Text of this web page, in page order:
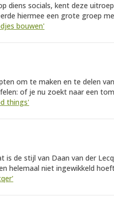
diens socials, kent deze
hiermee een grote groep
bouwen'
om te maken en te delen
of je nu zoekt naar een
things'
is de stijl van Daan van der
helemaal niet ingewikkeld